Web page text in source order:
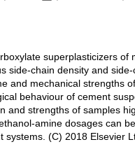
superplasticizers
side-chain density and
and mechanical strengths
behaviour of cement
and strengths of samples
amine dosages can
(C) 2018 Elsevier